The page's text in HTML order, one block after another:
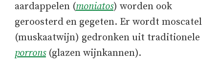
aardappelen (moniatos) worden ook
geroosterd en gegeten. Er wordt moscatel
(muskaatwijn) gedronken uit traditionele
porrons(glazen wijnkannen).